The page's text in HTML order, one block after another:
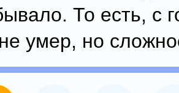
То есть, с
умер, но